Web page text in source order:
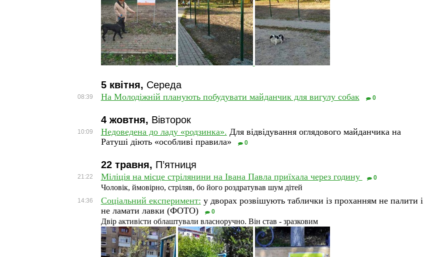
5 квітня, Середа
08:39 ‎На Молодіжній планують побудувати майданчик для вигулу собак 0
4 жовтня, Вівторок
10:09 Недоведена до ладу «родзинка». Для відвідування оглядового майданчика на
Ратуші діють «особливі правила»
0
22 травня, П’ятниця
21:22 Міліція на місце стрілянини на Івана Павла приїхала через годину 0
Чоловік, ймовірно, стріляв, бо його роздратував шум дітей
14:36 Соціальний експеримент: у дворах розвішують таблички із проханням не палити і
не ламати лавки (ФОТО)
0
Двір активісти облаштували власноручно. Він став - зразковим